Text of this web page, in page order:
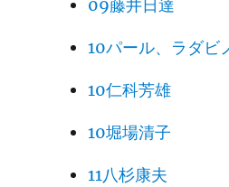
09藤井日達
10パール、ラダビ
10仁科芳雄
10堀場清子
11八杉康夫